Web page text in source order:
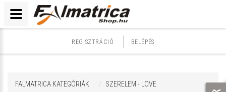
REGISZTRÁCIÓ BELÉPÉS
FALMATRICA KATEGÓRIÁK SZERELEM - LOVE